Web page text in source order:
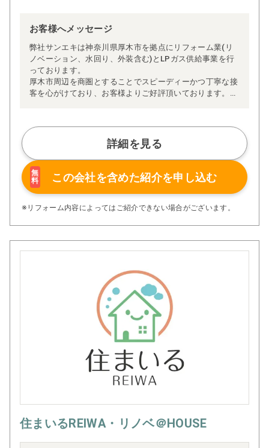
お客様へメッセージ
弊社サンエキは神奈川県厚木市を拠点にリフォーム業(リ
ノベーション、水回り、外装含む)とLPガス供給事業を行
っております。
厚木市周辺を商圏とすることでスピーディーかつ丁寧な接
客を心がけており、お客様よりご好評頂いております。特
お客様に「安心」をお届けできるよう日々邁進して参りま
すので、お気軽にお問合せ下さい！
詳細を見る
無
料
この会社を含めた紹介を申し込む
※リフォーム内容によってはご紹介できない場合がございます。
住まいるREIWA・リノベ＠HOUSE